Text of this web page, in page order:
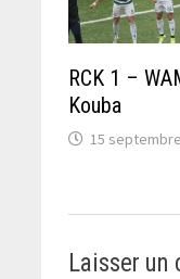
RCK 1 –
Kouba
15
Laisser